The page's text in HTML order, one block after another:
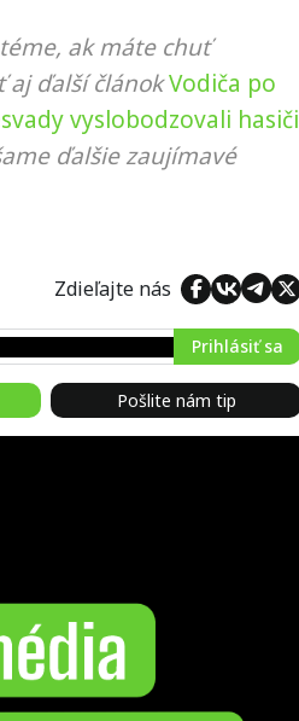
ak máte chuť
aj ďalší článokVodiča po
vyslobodzovali hasiči
ďalšie zaujímavé
Zdieľajte nás
Prihlásiť sa
Pošlite nám tip